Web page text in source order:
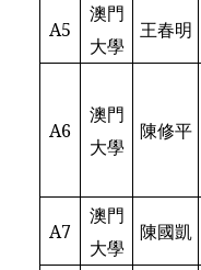
A5
澳門
大學
王春明
A6
澳門
大學
陳修平
A7
澳門
大學
陳國凱